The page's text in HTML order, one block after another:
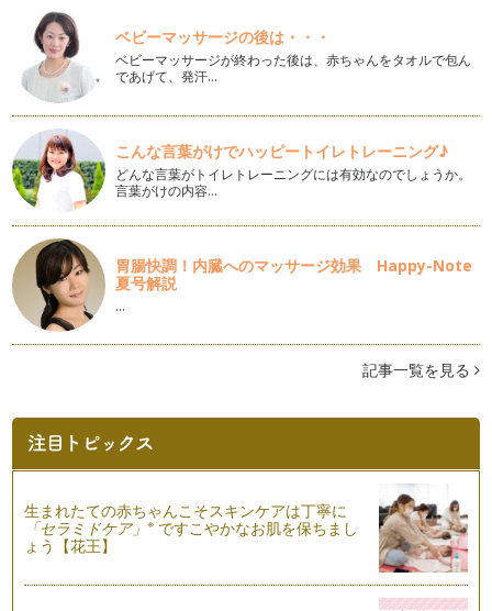
取っ手がついているのでお子…
春色の子どもブーケと花冠
黄色いポンポンのミモザや淡いピンクのお花。そんな春らしい
イメージのお花を束ねてブーケをつく…
さくら色の子ども用花冠の作り方
お店には春物も並びそろそろ春らしい色の出番ですね。 今回
は春らしいペールトーンで作…
ひな祭りのアレンジメント
３月３日はひな祭り。子どもたちのすこやかな成長を祈る「雛
祭り」の行事にぴったりのアレンジを…
春を呼ぶミモザの子どもブーケ
春を告げるお花として親しまれているミモザ。 イタリアでは
寒い時期でもお庭で華やかに咲くパンジーやビオラ。今回はお
庭にある花を気軽にお部屋にも飾って…
「大人になったら何になる？」 の質問に数多く聞かれる職業
のひとつ、 「お花…
たくさんの木の実やコットンだけを集めて作る冬のリース。
ベビーマッサージの後は・・・
ベビーマッサージが終わった後は、赤ちゃんをタオルで包ん
であげて、発汗…
こんな言葉がけでハッピートイレトレーニング♪
どんな言葉がトイレトレーニングには有効なのでしょうか。
言葉がけの内容…
胃腸快調！内臓へのマッサージ効果 Happy-Note
夏号解説
…
記事一覧を見る
生まれたての赤ちゃんこそスキンケアは丁寧に
「セラミドケア」※ ですこやかなお肌を保ちまし
ょう【花王】